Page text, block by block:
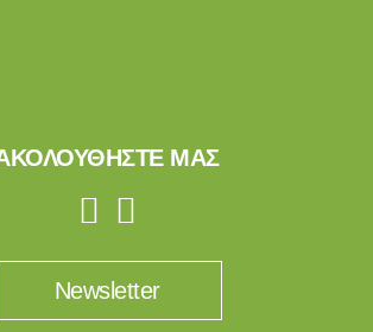
ΜΑΣ
Newsletter